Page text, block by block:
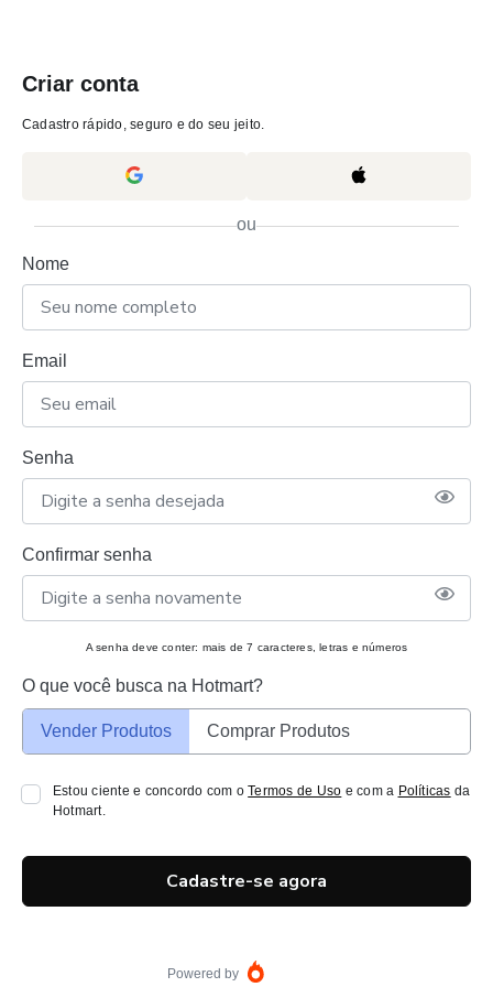
Criar conta
Cadastro rápido, seguro e do seu jeito.
ou
Nome
Email
Senha
Confirmar senha
A senha deve conter: mais de 7 caracteres, letras e números
O que você busca na Hotmart?
Vender Produtos Comprar Produtos
Estou ciente e concordo com oTermos de Uso e com a Políticas da
Hotmart.
Cadastre-se agora
Powered by